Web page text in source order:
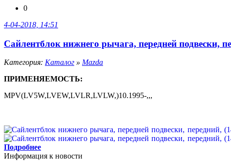
0
4-04-2018, 14:51
Сайлентблок нижнего рычага, передней подвески,
Категория: Каталог » Mazda
ПРИМЕНЯЕМОСТЬ:
MPV(LV5W,LVEW,LVLR,LVLW,)10.1995-,,,
Подробнее
Информация к новости